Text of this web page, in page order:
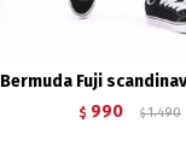
Bermuda Fuji
$ 990 $ 1.490